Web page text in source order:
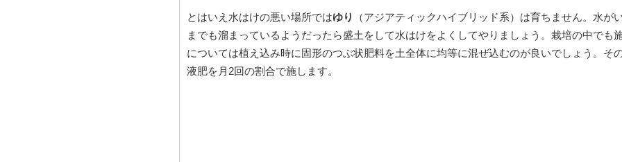
とはいえ水はけの悪い場所ではゆり
（アジアティックハイブリッド系）は育ちません。水が
までも溜まっているようだったら盛土をして水はけをよくしてやりましょう。栽培の中でも
については植え込み時に固形のつぶ状肥料を土全体に均等に混ぜ込むのが良いでしょう。そ
液肥を月2回の割合で施します。